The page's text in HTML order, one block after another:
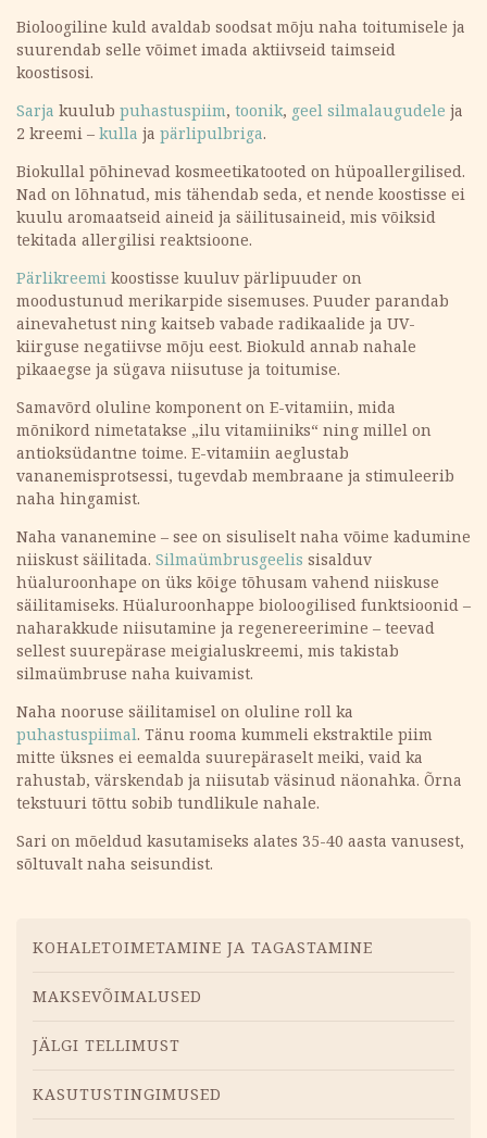
Bioloogiline kuld avaldab soodsat mõju naha toitumisele ja
suurendab selle võimet imada aktiivseid taimseid
koostisosi.
Sarja kuulub puhastuspiim, toonik, geel silmalaugudele ja
2 kreemi – kulla ja pärlipulbriga.
Biokullal põhinevad kosmeetikatooted on hüpoallergilised.
Nad on lõhnatud, mis tähendab seda, et nende koostisse ei
kuulu aromaatseid aineid ja säilitusaineid, mis võiksid
tekitada allergilisi reaktsioone.
Pärlikreemi koostisse kuuluv pärlipuuder on
moodustunud merikarpide sisemuses. Puuder parandab
ainevahetust ning kaitseb vabade radikaalide ja UV-
kiirguse negatiivse mõju eest. Biokuld annab nahale
pikaaegse ja sügava niisutuse ja toitumise.
Samavõrd oluline komponent on E-vitamiin, mida
mõnikord nimetatakse „ilu vitamiiniks“ ning millel on
antioksüdantne toime. E-vitamiin aeglustab
vananemisprotsessi, tugevdab membraane ja stimuleerib
naha hingamist.
Naha vananemine – see on sisuliselt naha võime kadumine
niiskust säilitada. Silmaümbrusgeelis sisalduv
hüaluroonhape on üks kõige tõhusam vahend niiskuse
säilitamiseks. Hüaluroonhappe bioloogilised funktsioonid –
naharakkude niisutamine ja regenereerimine – teevad
sellest suurepärase meigialuskreemi, mis takistab
silmaümbruse naha kuivamist.
Naha nooruse säilitamisel on oluline roll ka
puhastuspiimal. Tänu rooma kummeli ekstraktile piim
mitte üksnes ei eemalda suurepäraselt meiki, vaid ka
rahustab, värskendab ja niisutab väsinud näonahka. Õrna
tekstuuri tõttu sobib tundlikule nahale.
Sari on mõeldud kasutamiseks alates 35-40 aasta vanusest,
sõltuvalt naha seisundist.
Menüü
KOHALETOIMETAMINE JA TAGASTAMINE
MAKSEVÕIMALUSED
JÄLGI TELLIMUST
KASUTUSTINGIMUSED